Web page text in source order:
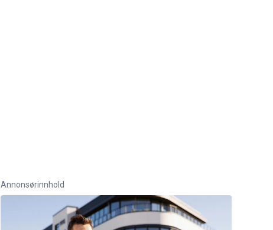
Annonsørinnhold